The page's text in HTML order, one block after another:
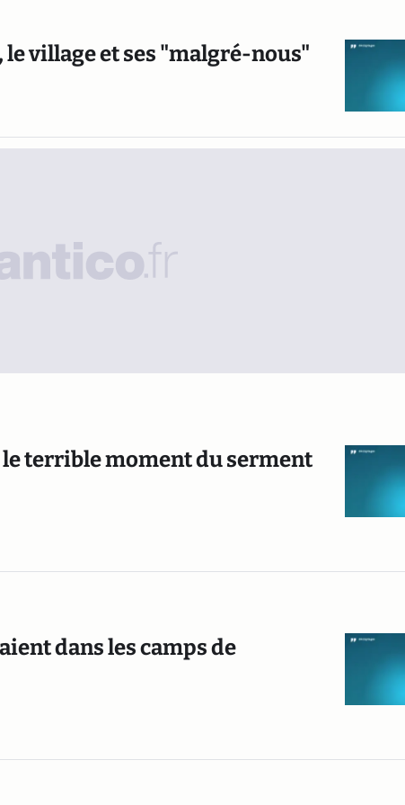
le village et ses "malgré-nous"
le terrible moment du serment
dans les camps de